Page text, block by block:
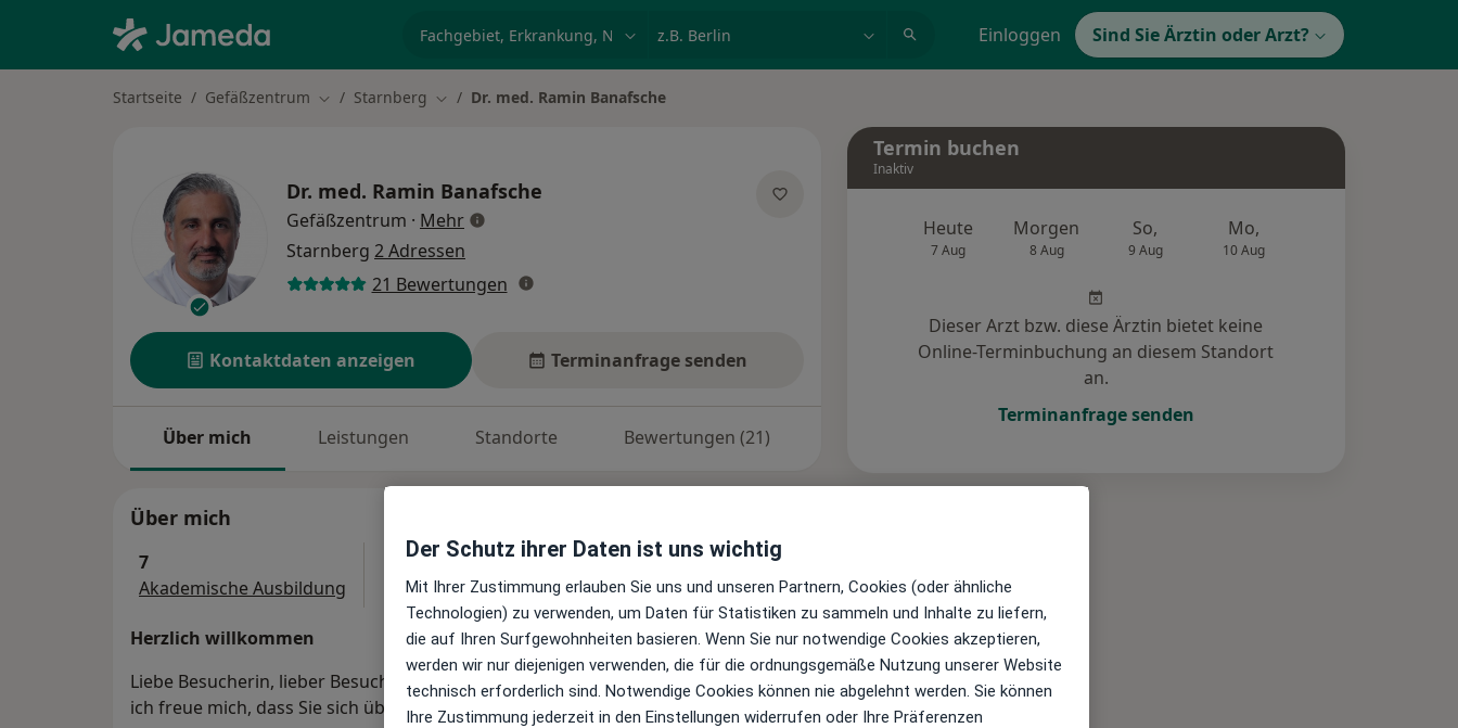
Einloggen Sind Sie Ärztin oder Arzt?
Startseite Gefäßzentrum Stadt ändern
Starnberg Stadt ändern
Dr. med. Ramin Banafsche
Dr. med. Ramin Banafsche
Gefäßzentrum · Mehrüber Spezialisierungen
Starnberg 2 Adressen
21 Bewertungen
Kontaktdaten anzeigen Terminanfrage senden
Über mich Leistungen Standorte Bewertungen (21)
Über mich
7
Akademische Ausbildung
Top 5
Juni 2022 Juni 2022
Herzlich willkommen
Liebe Besucherin, lieber Besucher,
ich freue mich, dass Sie sich über meine Praxis informieren möchten.
Termin buchen
Inaktiv
Heute
7 Aug
Morgen
8 Aug
So,
9 Aug
Mo,
10 Aug
Dieser Arzt bzw. diese Ärztin bietet keine
Online-Terminbuchung an diesem Standort
an.
Terminanfrage senden
Der Schutz ihrer Daten ist uns wichtig
Mit Ihrer Zustimmung erlauben Sie uns und unseren Partnern, Cookies (oder ähnliche
Technologien) zu verwenden, um Daten für Statistiken zu sammeln und Inhalte zu liefern,
die auf Ihren Surfgewohnheiten basieren. Wenn Sie nur notwendige Cookies akzeptieren,
werden wir nur diejenigen verwenden, die für die ordnungsgemäße Nutzung unserer Website
technisch erforderlich sind. Notwendige Cookies können nie abgelehnt werden. Sie können
Ihre Zustimmung jederzeit in den Einstellungen widerrufen oder Ihre Präferenzen